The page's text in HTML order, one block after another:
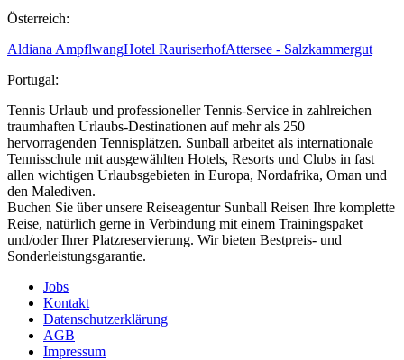
Österreich:
Aldiana AmpflwangHotel RauriserhofAttersee - Salzkammergut
Portugal:
Tennis Urlaub und professioneller Tennis-Service in zahlreichen
traumhaften Urlaubs-Destinationen auf mehr als 250
hervorragenden Tennisplätzen. Sunball arbeitet als internationale
Tennisschule mit ausgewählten Hotels, Resorts und Clubs in fast
allen wichtigen Urlaubsgebieten in Europa, Nordafrika, Oman und
den Malediven.
Buchen Sie über unsere Reiseagentur Sunball Reisen Ihre komplette
Reise, natürlich gerne in Verbindung mit einem Trainingspaket
und/oder Ihrer Platzreservierung. Wir bieten Bestpreis- und
Sonderleistungsgarantie.
Jobs
Kontakt
Datenschutzerklärung
AGB
Impressum